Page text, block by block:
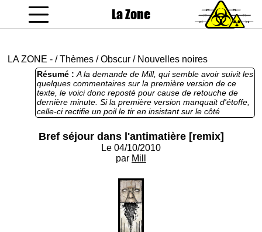
La Zone
LA ZONE - /Thèmes /Obscur / Nouvelles noires
Résumé : A la demande de Mill, qui semble avoir suivit les
quelques commentaires sur la première version de ce
texte, le voici donc reposté pour cause de retouche de
dernière minute. Si la première version manquait d'étoffe,
celle-ci rectifie un poil le tir en insistant sur le côté
paranoïaque et halluciné du personnage.
Bref séjour dans l'antimatière [remix]
Le 04/10/2010
par Mill